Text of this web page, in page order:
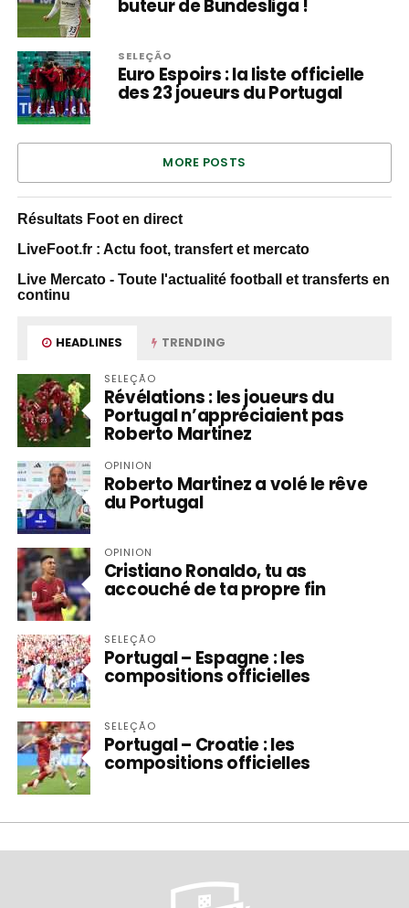
buteur de Bundesliga !
SELEÇÃO
Euro Espoirs : la liste officielle
des 23 joueurs du Portugal
MORE POSTS
Résultats Foot en direct
LiveFoot.fr : Actu foot, transfert et mercato
Live Mercato - Toute l'actualité football et transferts en
continu
HEADLINES TRENDING
SELEÇÃO
Révélations : les joueurs du
Portugal n’appréciaient pas
Roberto Martinez
OPINION
Roberto Martinez a volé le rêve
du Portugal
OPINION
Cristiano Ronaldo, tu as
accouché de ta propre fin
SELEÇÃO
Portugal – Espagne : les
compositions officielles
SELEÇÃO
Portugal – Croatie : les
compositions officielles